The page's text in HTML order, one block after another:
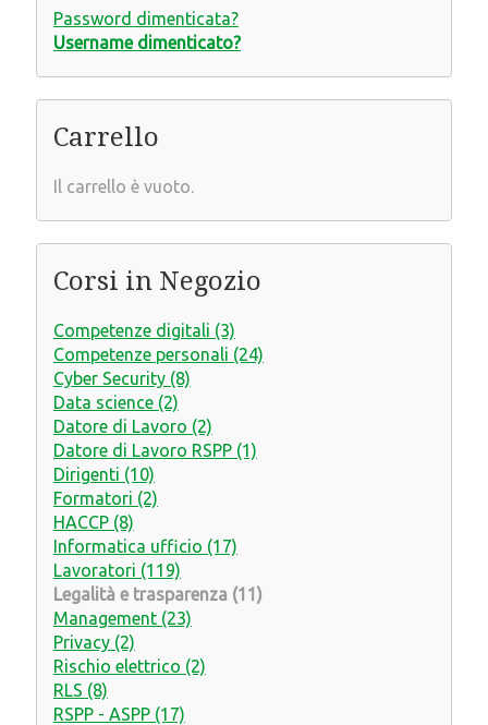
Password dimenticata?
Username dimenticato?
Carrello
Il carrello è vuoto.
Corsi in Negozio
Competenze digitali (3)
Competenze personali (24)
Cyber Security (8)
Data science (2)
Datore di Lavoro (2)
Datore di Lavoro RSPP (1)
Dirigenti (10)
Formatori (2)
HACCP (8)
Informatica ufficio (17)
Lavoratori (119)
Legalità e trasparenza (11)
Management (23)
Privacy (2)
Rischio elettrico (2)
RLS (8)
RSPP - ASPP (17)
ACCETTA